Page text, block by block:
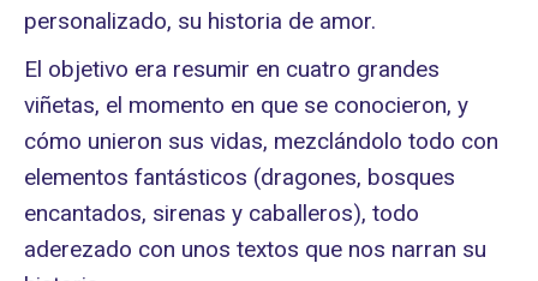
personalizado, su historia de amor.
El objetivo era resumir en cuatro grandes
viñetas, el momento en que se conocieron, y
cómo unieron sus vidas, mezclándolo todo con
elementos fantásticos (dragones, bosques
encantados, sirenas y caballeros), todo
aderezado con unos textos que nos narran su